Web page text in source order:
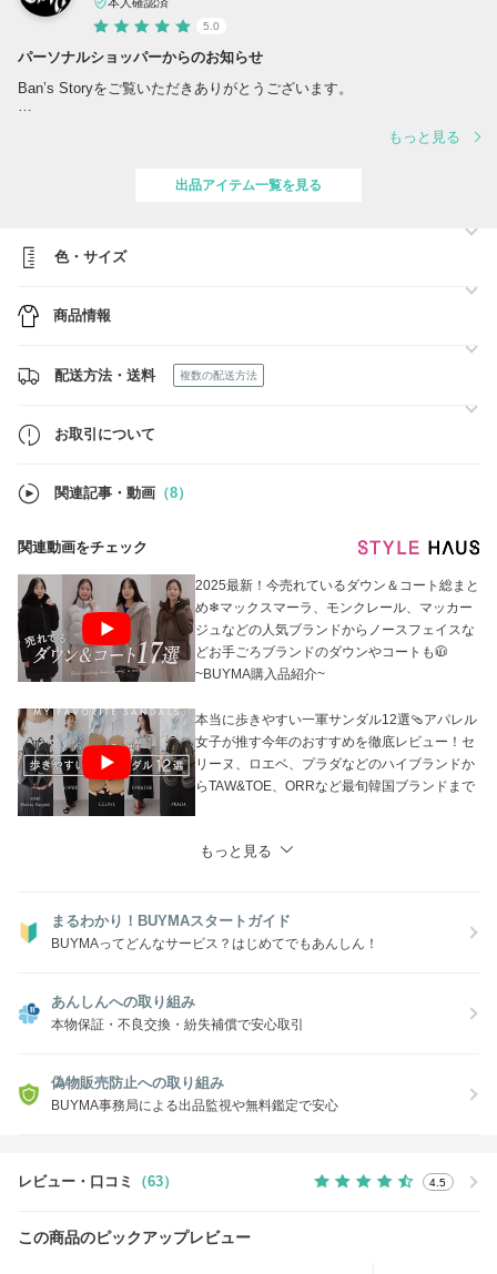
5.0
パーソナルショッパーからのお知らせ
Ban’s Storyをご覧いただきありがとうございます。
除く）に発送しております。
買付商品の場合は、通常平日基準で3～6日ほどの買付期間をいただい
出荷後の配送スケジュールにつきましては、配送業者や現地の状況によ
り異なりますため、正確な日数をお約束することは難しいですが、
SAGAWAをご利用の場合は通常、発送から5～11日程度,EMSの場合通
常、発送から3～8日程度でお届けが可能です。
できるだけ迅速に発送できるよう努めておりますので、ご理解のほどよ
もっと見る
出品アイテム一覧を見る
色・サイズ
商品情報
配送方法・送料 複数の配送方法
お取引について
関連記事・動画 （8）
関連動画をチェック
2025最新！今売れているダウン＆コート総まと
め❄マックスマーラ、モンクレール、マッカー
ジュなどの人気ブランドからノースフェイスな
どお手ごろブランドのダウンやコートも🧥
~BUYMA購入品紹介~
本当に歩きやすい一軍サンダル12選🩴アパレル
女子が推す今年のおすすめを徹底レビュー！セ
リーヌ、ロエベ、プラダなどのハイブランドか
らTAW&TOE、ORRなど最旬韓国ブランドまで
もっと見る
まるわかり！BUYMAスタートガイド
BUYMAってどんなサービス？はじめてでもあんしん！
あんしんへの取り組み
本物保証・不良交換・紛失補償で安心取引
偽物販売防止への取り組み
BUYMA事務局による出品監視や無料鑑定で安心
レビュー・口コミ （63） 4.5
この商品のピックアップレビュー